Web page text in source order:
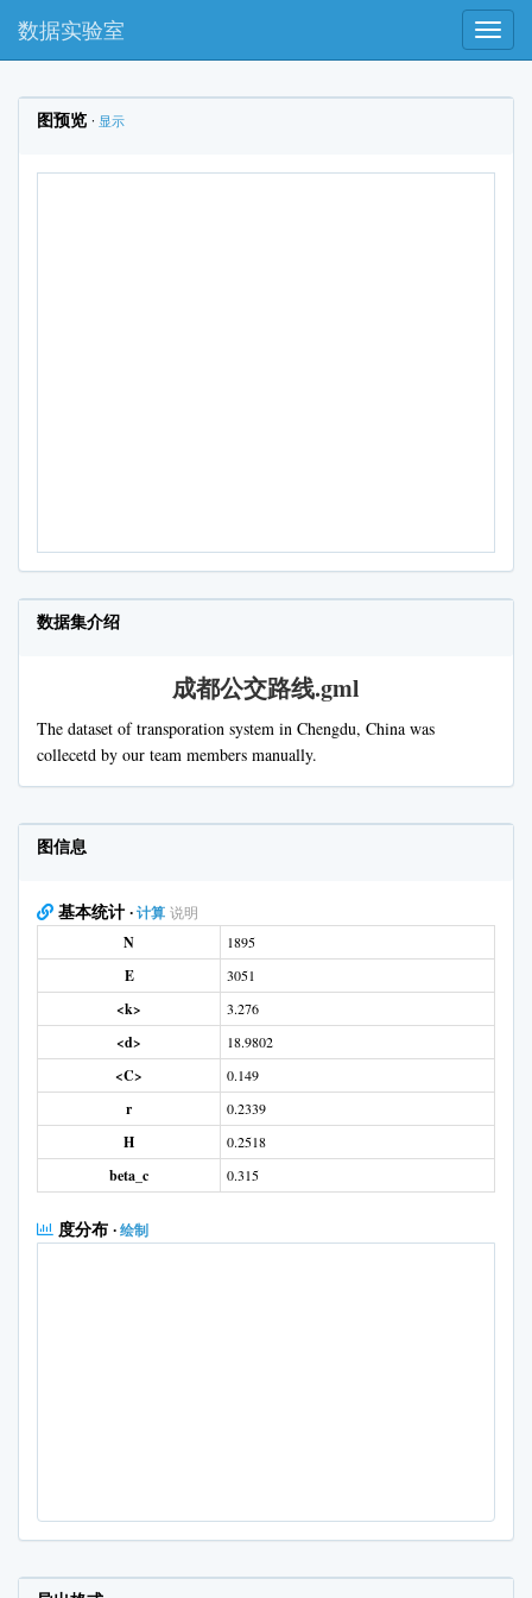
数据实验室
图预览 · 显示
数据集介绍
成都公交路线.gml
The dataset of transporation system in Chengdu, China was
collecetd by our team members manually.
图信息
基本统计 ·计算 说明
N
1895
E 3051
<k> 3.276
<d> 18.9802
<C> 0.149
r 0.2339
H 0.2518
beta_c 0.315
度分布 ·绘制